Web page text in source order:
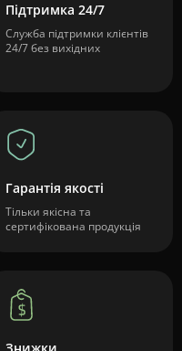
Підтримка 24/7
Служба підтримки клієнтів
24/7 без вихідних
Гарантія якості
Тільки якісна та
сертифікована продукція